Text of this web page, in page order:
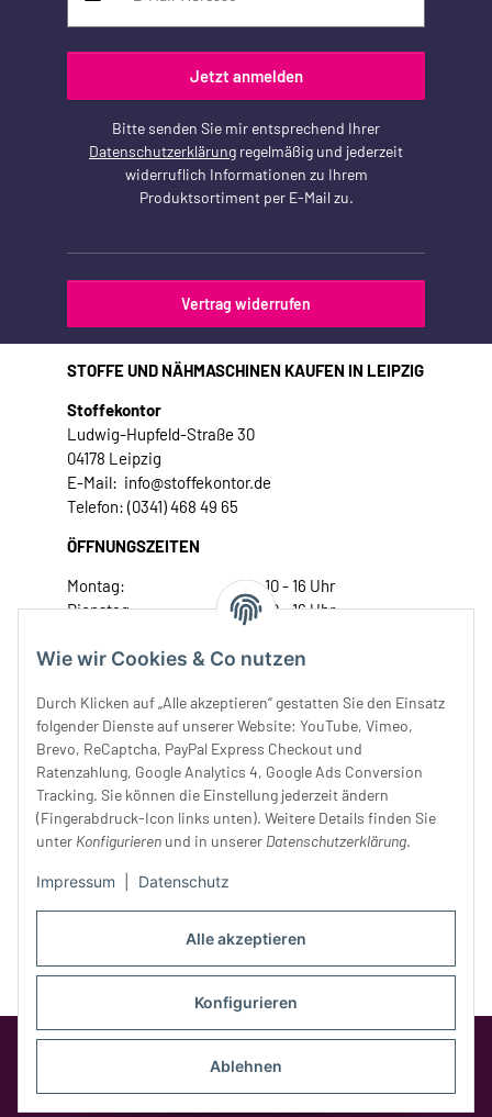
Alle akzeptieren
Konfigurieren
Ablehnen
Wie wir Cookies & Co nutzen
Durch Klicken auf „Alle akzeptieren“ gestatten Sie den Einsatz
folgender Dienste auf unserer Website: YouTube, Vimeo,
Brevo, ReCaptcha, PayPal Express Checkout und
Ratenzahlung, Google Analytics 4, Google Ads Conversion
Tracking. Sie können die Einstellung jederzeit ändern
(Fingerabdruck-Icon links unten). Weitere Details finden Sie
unter Konfigurieren und in unserer Datenschutzerklärung.
Impressum Datenschutz
Jetzt anmelden
Bitte senden Sie mir entsprechend Ihrer
Datenschutzerklärung regelmäßig und jederzeit
widerruflich Informationen zu Ihrem
Produktsortiment per E-Mail zu.
Vertrag widerrufen
STOFFE UND NÄHMASCHINEN KAUFEN IN LEIPZIG
Stoffekontor
Ludwig-Hupfeld-Straße 30
04178 Leipzig
E-Mail: info@stoffekontor.de
Telefon: (0341) 468 49 65
ÖFFNUNGSZEITEN
Montag:
10 - 16 Uhr
Dienstag:
10 - 16 Uhr
Donnerstag:
10 - 18 Uhr
Samstag:
10 - 14 Uhr
Unser Service
Rechtliches
Google Analytics deaktivierenStatus: